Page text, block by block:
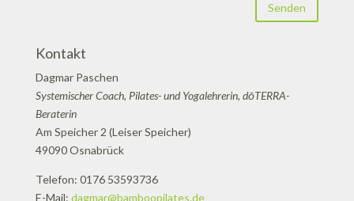
Senden
Kontakt
Dagmar Paschen
Systemischer Coach, Pilates- und Yogalehrerin, dōTERRA-
Beraterin
Am Speicher 2 (Leiser Speicher)
49090 Osnabrück
Telefon: 0176 53593736
E-Mail: dagmar@bamboopilates.de